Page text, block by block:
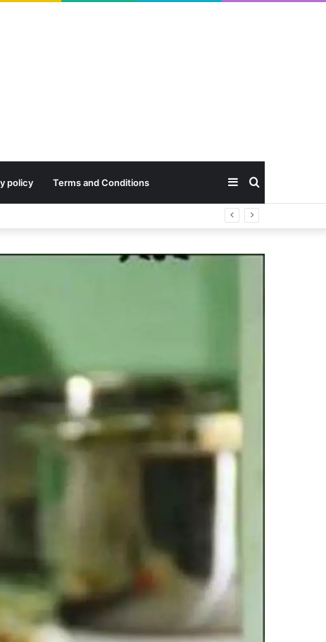
policy Terms and Conditions
for
Sidebar